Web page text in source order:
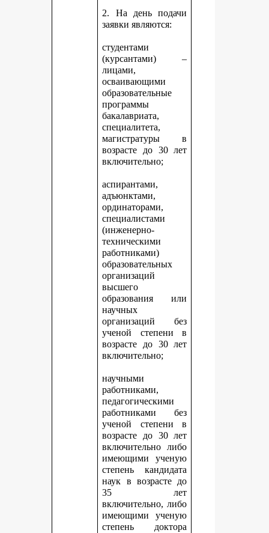
2. На день подачи
заявки являются:
студентами
(курсантами) –
лицами,
осваивающими
образовательные
программы
бакалавриата,
специалитета,
магистратуры в
возрасте до 30 лет
включительно;
аспирантами,
адъюнктами,
ординаторами,
специалистами
(инженерно-
техническими
работниками)
образовательных
организаций
высшего
образования или
научных
организаций без
ученой степени в
возрасте до 30 лет
включительно;
научными
работниками,
педагогическими
работниками без
ученой степени в
возрасте до 30 лет
включительно либо
имеющими ученую
степень кандидата
наук в возрасте до
35 лет
включительно, либо
имеющими ученую
степень доктора